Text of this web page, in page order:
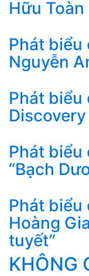
Hữu Toàn
Phát biểu
Nguyễn
Phát biểu
Discovery
Phát biểu
“Bạch
Phát biểu
Hoàng
tuyết”
KHÔNG